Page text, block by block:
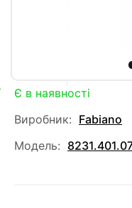
Є в наявності
Виробник: Fabiano
Модель: